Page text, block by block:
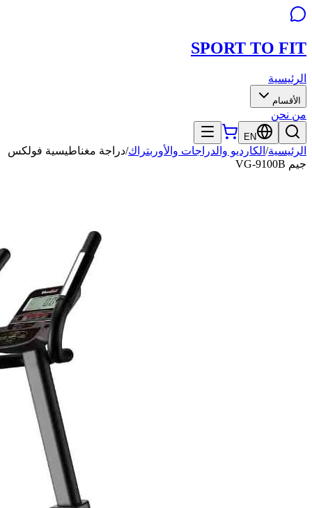
SPORT TO FIT
الرئيسية
الأقسام
من نحن
EN
الرئيسية/ الكارديو والدراجات والأوربتراك/دراجة مغناطيسية فولكس
جيم VG-9100B